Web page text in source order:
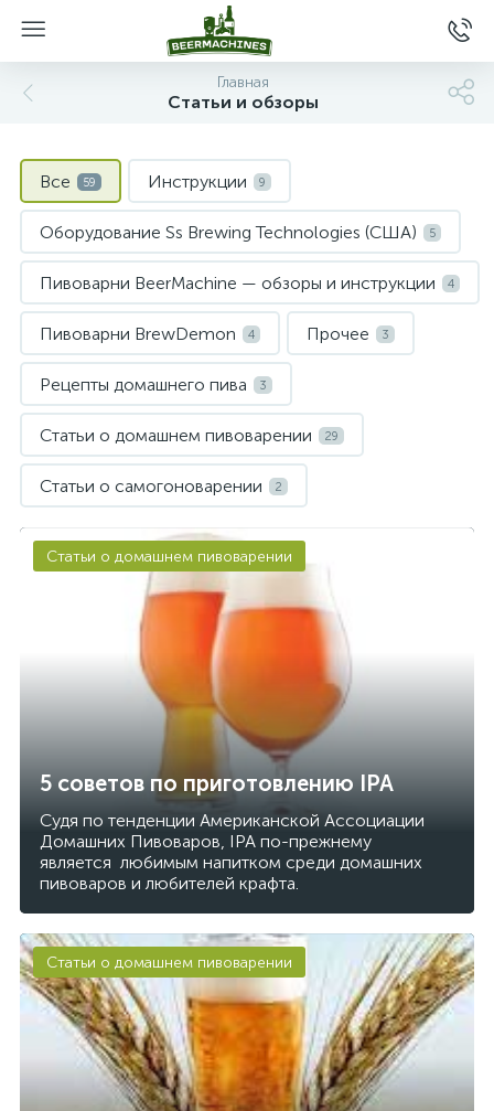
Главная
Статьи и обзоры
Все 59 Инструкции 9
Оборудование Ss Brewing Technologies (США) 5
Пивоварни BeerMachine — обзоры и инструкции 4
Пивоварни BrewDemon 4 Прочее 3
Рецепты домашнего пива 3
Статьи о домашнем пивоварении 29
Статьи о самогоноварении 2
5 советов по приготовлению IPA
Судя по тенденции Американской Ассоциации
Домашних Пивоваров, IPA по-прежнему
является любимым напитком среди домашних
пивоваров и любителей крафта.
Статьи о домашнем пивоварении
Статьи о домашнем пивоварении